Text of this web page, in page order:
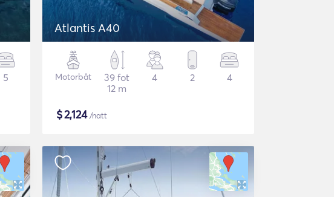
5
Atlantis A40
Motorbåt
39 fot
12 m
4 2 4
$2,124/natt